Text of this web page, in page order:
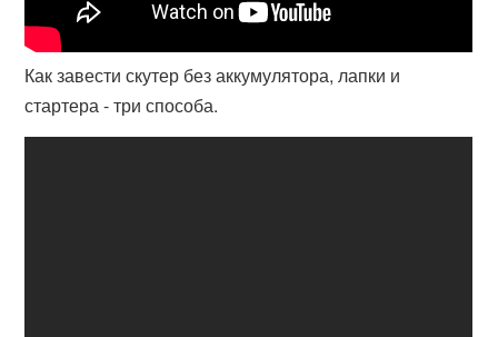
Как завести скутер без аккумулятора, лапки и
стартера - три способа.